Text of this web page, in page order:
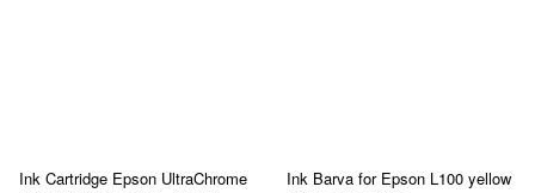
Ink Cartridge Epson UltraChrome
Ink Barva for Epson L100 yellow